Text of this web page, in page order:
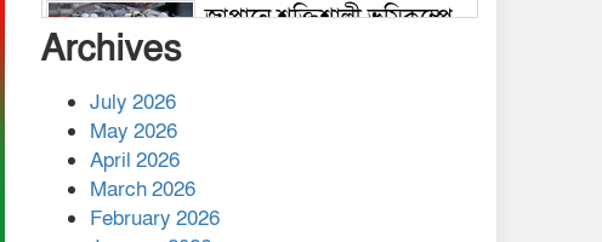
জাপানে শক্তিশালী ভূমিকম্পে
কাপ্তাই প্রেস ক্লাবের সভাপতি
Archives
July 2026
May 2026
April 2026
March 2026
February 2026